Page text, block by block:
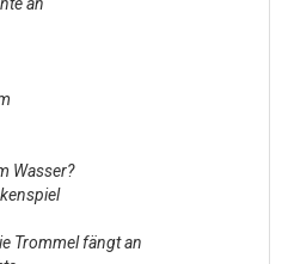
Wasser?
Trommel fängt an